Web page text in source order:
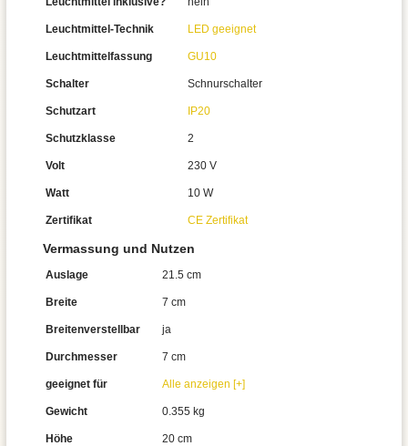
Leuchtmittel-Technik LED geeignet
Leuchtmittelfassung GU10
Schalter Schnurschalter
Schutzart IP20
Schutzklasse 2
Volt 230 V
Watt 10 W
Zertifikat CE Zertifikat
Vermassung und Nutzen
Auslage 21.5 cm
Breite 7 cm
Breitenverstellbar ja
Durchmesser 7 cm
geeignet für Alle anzeigen [+]
Gewicht 0.355 kg
Höhe 20 cm